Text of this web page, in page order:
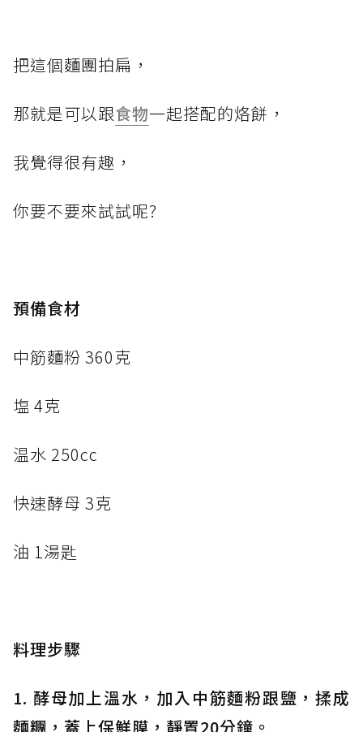
把這個麵團拍扁，
那就是可以跟食物一起搭配的烙餅，
我覺得很有趣，
你要不要來試試呢?
預備食材
中筋麵粉 360克
塩 4克
温水 250cc
快速酵母 3克
油 1湯匙
料理步驟
1. 酵母加上溫水，加入中筋麵粉跟鹽，揉成
麵糰，蓋上保鮮膜，靜置20分鐘。